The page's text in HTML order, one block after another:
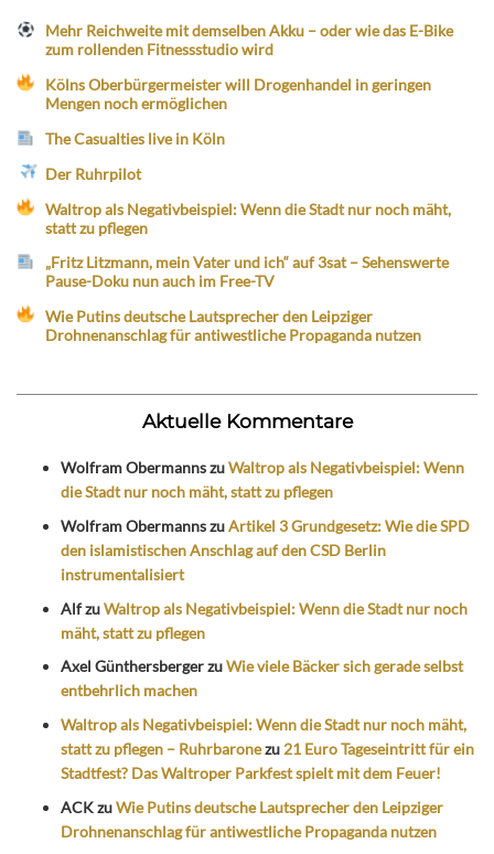
Mehr Reichweite mit demselben Akku – oder wie das E-Bike
zum rollenden Fitnessstudio wird
Kölns Oberbürgermeister will Drogenhandel in geringen
Mengen noch ermöglichen
The Casualties live in Köln
Der Ruhrpilot
Waltrop als Negativbeispiel: Wenn die Stadt nur noch mäht,
statt zu pflegen
„Fritz Litzmann, mein Vater und ich“ auf 3sat – Sehenswerte
Pause-Doku nun auch im Free-TV
Wie Putins deutsche Lautsprecher den Leipziger
Drohnenanschlag für antiwestliche Propaganda nutzen
Aktuelle Kommentare
Wolfram ObermannszuWaltrop als Negativbeispiel: Wenn
die Stadt nur noch mäht, statt zu pflegen
Wolfram ObermannszuArtikel 3 Grundgesetz: Wie die SPD
den islamistischen Anschlag auf den CSD Berlin
instrumentalisiert
AlfzuWaltrop als Negativbeispiel: Wenn die Stadt nur noch
mäht, statt zu pflegen
Axel GünthersbergerzuWie viele Bäcker sich gerade selbst
entbehrlich machen
Waltrop als Negativbeispiel: Wenn die Stadt nur noch mäht,
statt zu pflegen – Ruhrbaronezu 21 Euro Tageseintritt für ein
Stadtfest? Das Waltroper Parkfest spielt mit dem Feuer!
ACKzuWie Putins deutsche Lautsprecher den Leipziger
Drohnenanschlag für antiwestliche Propaganda nutzen